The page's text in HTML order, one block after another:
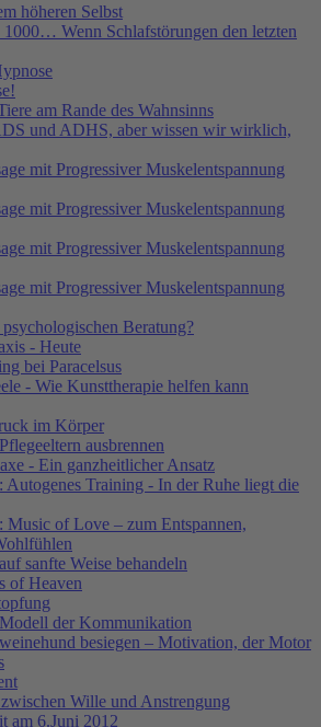
höheren Selbst
1000… Wenn Schlafstörungen den letzten
am Rande des Wahnsinns
und ADHS, aber wissen wir wirklich,
mit Progressiver Muskelentspannung
mit Progressiver Muskelentspannung
mit Progressiver Muskelentspannung
mit Progressiver Muskelentspannung
Beratung?
- Heute
bei Paracelsus
- Wie Kunsttherapie helfen kann
im Körper
ausbrennen
- Ein ganzheitlicher Ansatz
Training - In der Ruhe liegt die
of Love – zum Entspannen,
sanfte Weise behandeln
of Heaven
der Kommunikation
besiegen – Motivation, der Motor
Wille und Anstrengung
am 6.Juni 2012